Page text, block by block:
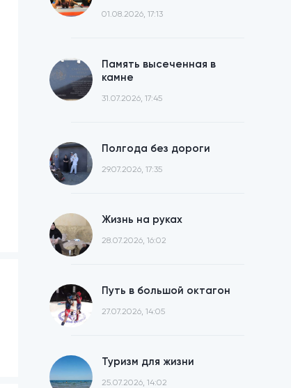
01.08.2026, 17:13
Память высеченная в
камне
31.07.2026, 17:45
Полгода без дороги
29.07.2026, 17:35
Жизнь на руках
28.07.2026, 16:02
Путь в большой октагон
27.07.2026, 14:05
Туризм для жизни
25.07.2026, 14:02